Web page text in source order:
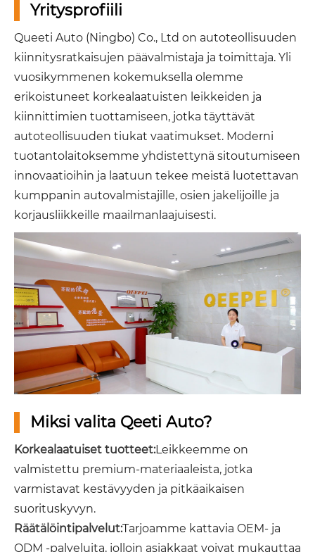
Yritysprofiili
Queeti Auto (Ningbo) Co., Ltd on autoteollisuuden
kiinnitysratkaisujen päävalmistaja ja toimittaja. Yli
vuosikymmenen kokemuksella olemme
erikoistuneet korkealaatuisten leikkeiden ja
kiinnittimien tuottamiseen, jotka täyttävät
autoteollisuuden tiukat vaatimukset. Moderni
tuotantolaitoksemme yhdistettynä sitoutumiseen
innovaatioihin ja laatuun tekee meistä luotettavan
kumppanin autovalmistajille, osien jakelijoille ja
korjausliikkeille maailmanlaajuisesti.
Miksi valita Qeeti Auto?
Korkealaatuiset tuotteet:Leikkeemme on
valmistettu premium-materiaaleista, jotka
varmistavat kestävyyden ja pitkäaikaisen
suorituskyvyn.
Räätälöintipalvelut:Tarjoamme kattavia OEM- ja
ODM -palveluita, jolloin asiakkaat voivat mukauttaa